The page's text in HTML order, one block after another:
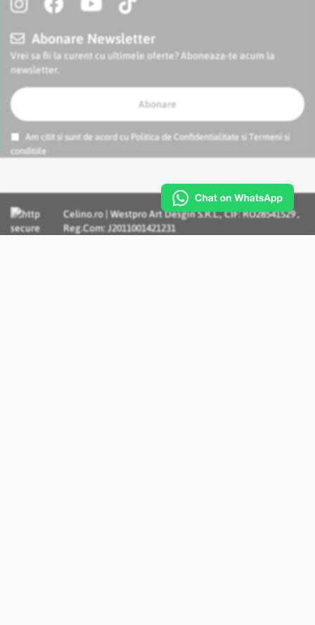
Abonare Newsletter
Vrei sa fii la curent cu ultimele oferte? Aboneaza-te acum la
newsletter.
Abonare
Am citit si sunt de acord cu Politica de Confidentialitate si
Termeni si
conditiile
Celino.ro | Westpro Art Desgin S.R.L., CIF: RO28541529 ,
Reg.Com: J2011001421231